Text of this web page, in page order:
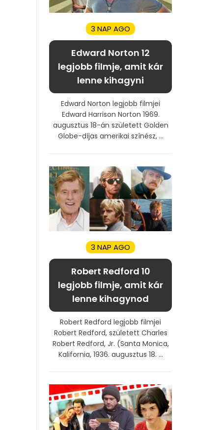
3 NAP AGO
Edward Norton 12
legjobb filmje, amit kár
lenne kihagyni
Edward Norton legjobb filmjei
Edward Harrison Norton 1969.
augusztus 18-án született Golden
Globe-díjas amerikai színész, ...
3 NAP AGO
Robert Redford 10
legjobb filmje, amit kár
lenne kihagynod
Robert Redford legjobb filmjei
Robert Redford, született Charles
Robert Redford, Jr. (Santa Monica,
Kalifornia, 1936. augusztus 18. ...